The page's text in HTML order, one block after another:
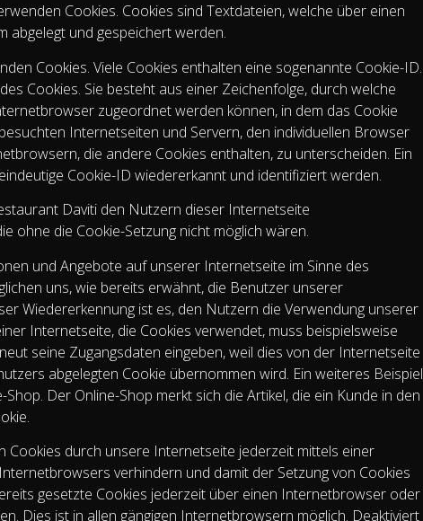
Cookies. Cookies sind Textdateien, welche über einen
abgelegt und gespeichert werden.
Cookies. Viele Cookies enthalten eine sogenannte Cookie-ID.
Cookies. Sie besteht aus einer Zeichenfolge, durch welche
zugeordnet werden können, in dem das Cookie
Internetseiten und Servern, den individuellen Browser
die andere Cookies enthalten, zu unterscheiden. Ein
Cookie-ID wiedererkannt und identifiziert werden.
Daviti den Nutzern dieser Internetseite
ohne die Cookie-Setzung nicht möglich wären.
und Angebote auf unserer Internetseite im Sinne des
uns, wie bereits erwähnt, die Benutzer unserer
Wiedererkennung ist es, den Nutzern die Verwendung unserer
Internetseite, die Cookies verwendet, muss beispielsweise
seine Zugangsdaten eingeben, weil dies von der Internetseite
abgelegten Cookie übernommen wird. Ein weiteres Beispiel
Der Online-Shop merkt sich die Artikel, die ein Kunde in den
Cookies durch unsere Internetseite jederzeit mittels einer
verhindern und damit der Setzung von Cookies
gesetzte Cookies jederzeit über einen Internetbrowser oder
Dies ist in allen gängigen Internetbrowsern möglich. Deaktiviert